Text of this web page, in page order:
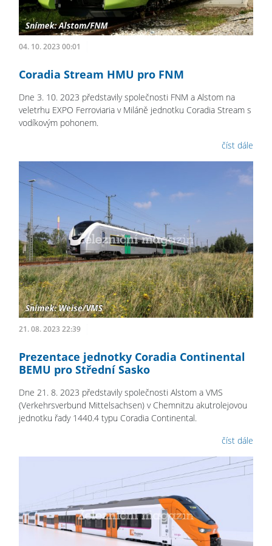
04. 10. 2023 00:01
Coradia Stream HMU pro FNM
Dne 3. 10. 2023 představily společnosti FNM a Alstom na
veletrhu EXPO Ferroviaria v Miláně jednotku Coradia Stream s
vodíkovým pohonem.
číst dále
21. 08. 2023 22:39
Prezentace jednotky Coradia Continental
BEMU pro Střední Sasko
Dne 21. 8. 2023 představily společnosti Alstom a VMS
(Verkehrsverbund Mittelsachsen) v Chemnitzu akutrolejovou
jednotku řady 1440.4 typu Coradia Continental.
číst dále